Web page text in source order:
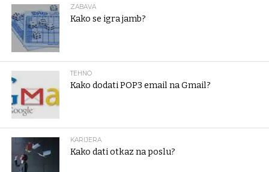
ZABAVA
Kako se igra jamb?
TEHNO
Kako dodati POP3 email na Gmail?
KARIJERA
Kako dati otkaz na poslu?